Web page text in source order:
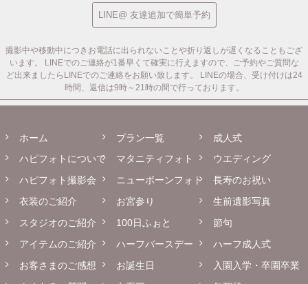
LINE@ 友達追加で簡単予約
撮影中や移動中につきお電話に出られないことや折り返しが遅くなることもござ
います。
LINEでのご連絡が1番早くて確実に行えますので、ご予約やご質問な
ど出来ましたらLINEでのご連絡をお願い致します。
LINEの場合、受け付けは24
時間、返信は9時～21時の間で行っております。
ホーム
ハピフォトについて
ハピフォト撮影会
衣装のご紹介
スタジオのご紹介
アイテムのご紹介
お客さまのご感想
プラン一覧
マタニティフォト
ニューボーンフォト
お宮参り
100日ふぉと
ハーフバースデー
お誕生日
成人式
ウエディング
長寿のお祝い
生前遺影写真
節句
ハーフ成人式
入園入学・卒園卒業